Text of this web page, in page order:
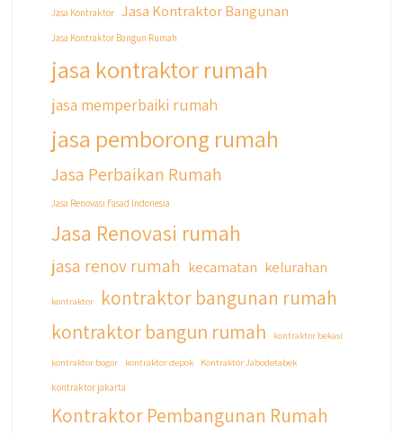
Jasa Kontraktor Jasa Kontraktor Bangunan
Jasa Kontraktor Bangun Rumah
jasa kontraktor rumah
jasa memperbaiki rumah
jasa pemborong rumah
Jasa Perbaikan Rumah
Jasa Renovasi Fasad Indonesia
Jasa Renovasi rumah
jasa renov rumah kecamatan kelurahan
kontraktor
kontraktor bangunan rumah
kontraktor bangun rumah
kontraktor bekasi
kontraktor bogor kontraktor depok
Kontraktor Jabodetabek
kontraktor jakarta
Kontraktor Pembangunan Rumah